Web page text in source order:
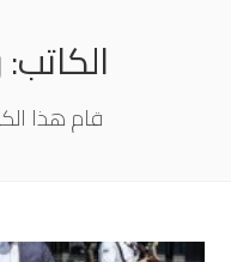
الكاتب:
قام هذا الكاتب